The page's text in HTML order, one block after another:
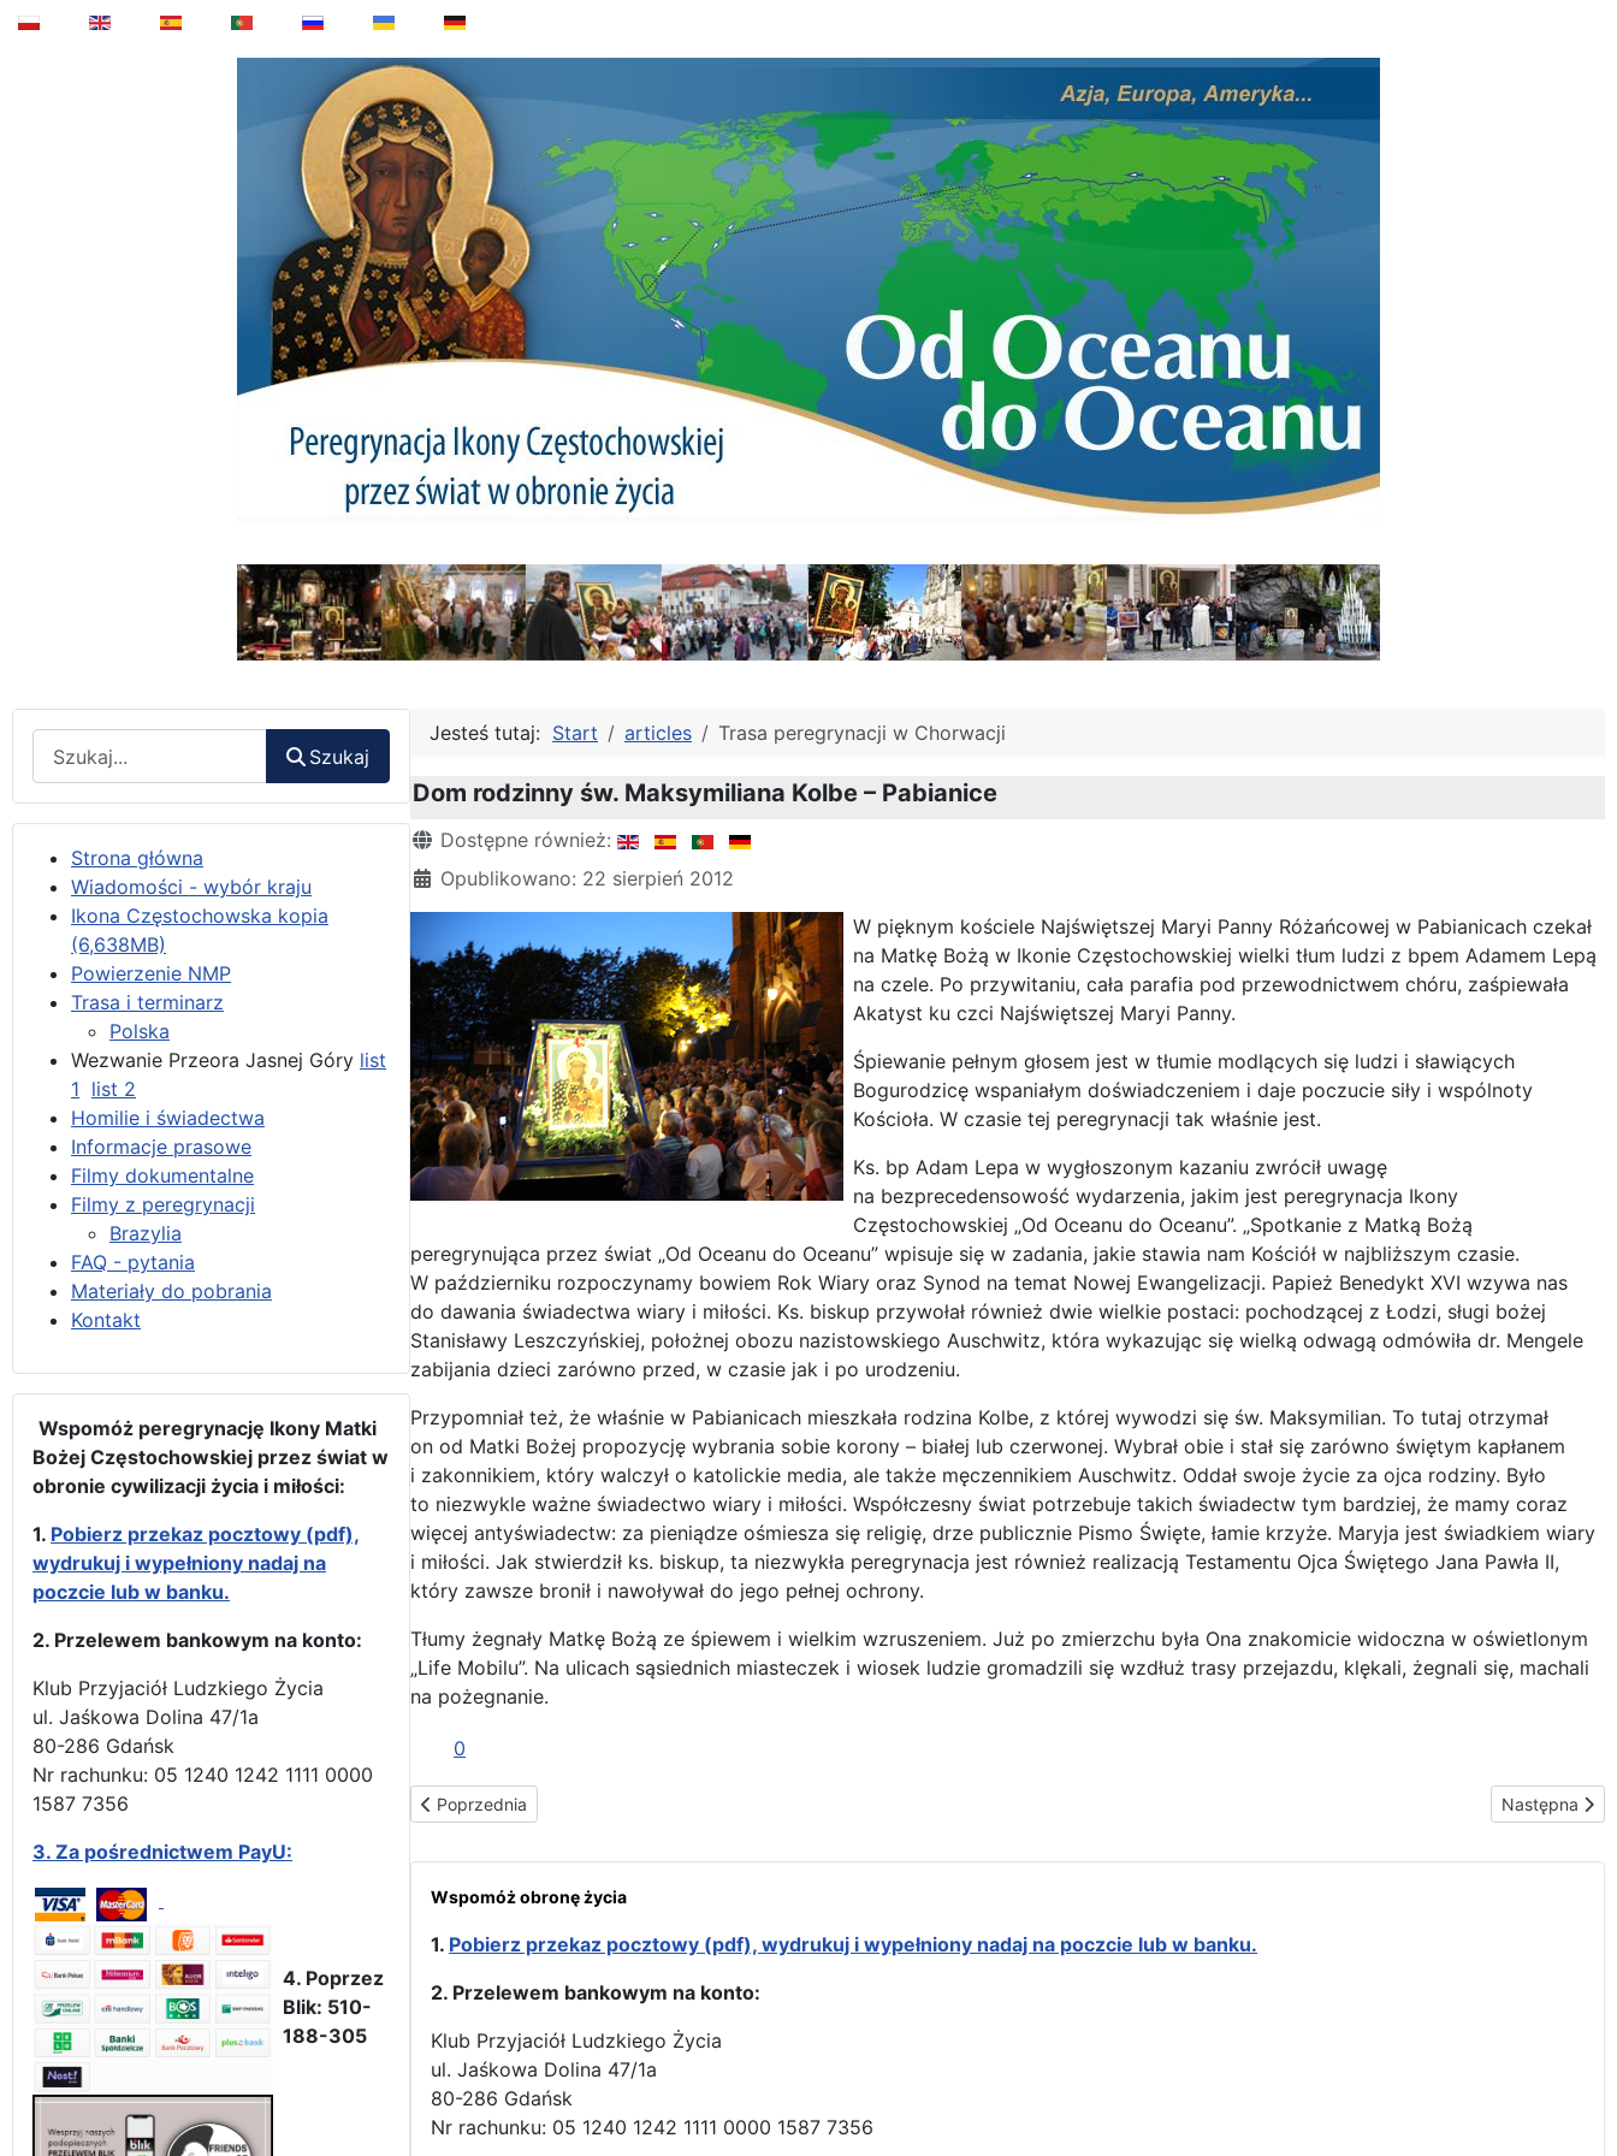
Szukaj
Strona główna
Wiadomości - wybór kraju
Ikona Częstochowska kopia
(6,638MB)
Powierzenie NMP
Trasa i terminarz
Polska
Wezwanie Przeora Jasnej Góry list
1 list 2
Homilie i świadectwa
Informacje prasowe
Filmy dokumentalne
Filmy z peregrynacji
Brazylia
FAQ - pytania
Materiały do pobrania
Kontakt
Wspomóż peregrynację Ikony Matki
Bożej Częstochowskiej przez świat w
obronie cywilizacji życia i miłości:
1. Pobierz przekaz pocztowy (pdf),
wydrukuj i wypełniony nadaj na
poczcie lub w banku.
2. Przelewem bankowym na konto:
Klub Przyjaciół Ludzkiego Życia
ul. Jaśkowa Dolina 47/1a
80-286 Gdańsk
Nr rachunku: 05 1240 1242 1111 0000
1587 7356
3. Za pośrednictwem PayU:
4. Poprzez
Blik: 510-
188-305
Jesteś tutaj: Start articles Trasa peregrynacji w Chorwacji
Dom rodzinny św. Maksymiliana Kolbe – Pabianice
Szczegóły
Dostępne również:
Opublikowano: 22 sierpień 2012
W pięknym kościele Najświętszej Maryi Panny Różańcowej w Pabianicach czekał
na Matkę Bożą w Ikonie Częstochowskiej wielki tłum ludzi z bpem Adamem Lepą
na czele. Po przywitaniu, cała parafia pod przewodnictwem chóru, zaśpiewała
Akatyst ku czci Najświętszej Maryi Panny.
Śpiewanie pełnym głosem jest w tłumie modlących się ludzi i sławiących
Bogurodzicę wspaniałym doświadczeniem i daje poczucie siły i wspólnoty
Kościoła. W czasie tej peregrynacji tak właśnie jest.
Ks. bp Adam Lepa w wygłoszonym kazaniu zwrócił uwagę
na bezprecedensowość wydarzenia, jakim jest peregrynacja Ikony
Częstochowskiej „Od Oceanu do Oceanu”. „Spotkanie z Matką Bożą
peregrynująca przez świat „Od Oceanu do Oceanu” wpisuje się w zadania, jakie stawia nam Kościół w najbliższym czasie.
W październiku rozpoczynamy bowiem Rok Wiary oraz Synod na temat Nowej Ewangelizacji. Papież Benedykt XVI wzywa nas
do dawania świadectwa wiary i miłości. Ks. biskup przywołał również dwie wielkie postaci: pochodzącej z Łodzi, sługi bożej
Stanisławy Leszczyńskiej, położnej obozu nazistowskiego Auschwitz, która wykazując się wielką odwagą odmówiła dr. Mengele
zabijania dzieci zarówno przed, w czasie jak i po urodzeniu.
Przypomniał też, że właśnie w Pabianicach mieszkała rodzina Kolbe, z której wywodzi się św. Maksymilian. To tutaj otrzymał
on od Matki Bożej propozycję wybrania sobie korony – białej lub czerwonej. Wybrał obie i stał się zarówno świętym kapłanem
i zakonnikiem, który walczył o katolickie media, ale także męczennikiem Auschwitz. Oddał swoje życie za ojca rodziny. Było
to niezwykle ważne świadectwo wiary i miłości. Współczesny świat potrzebuje takich świadectw tym bardziej, że mamy coraz
więcej antyświadectw: za pieniądze ośmiesza się religię, drze publicznie Pismo Święte, łamie krzyże. Maryja jest świadkiem wiary
i miłości. Jak stwierdził ks. biskup, ta niezwykła peregrynacja jest również realizacją Testamentu Ojca Świętego Jana Pawła II,
który zawsze bronił i nawoływał do jego pełnej ochrony.
Tłumy żegnały Matkę Bożą ze śpiewem i wielkim wzruszeniem. Już po zmierzchu była Ona znakomicie widoczna w oświetlonym
„Life Mobilu”. Na ulicach sąsiednich miasteczek i wiosek ludzie gromadzili się wzdłuż trasy przejazdu, klękali, żegnali się, machali
na pożegnanie.
0
Poprzednia strona: Uwaga! Zmiana godzin i planu na Jasnej Górze
Poprzednia Następna
Następna
Wspomóż obronę życia
1. Pobierz przekaz pocztowy (pdf), wydrukuj i wypełniony nadaj na poczcie lub w banku.
2. Przelewem bankowym na konto:
Klub Przyjaciół Ludzkiego Życia
ul. Jaśkowa Dolina 47/1a
80-286 Gdańsk
Nr rachunku: 05 1240 1242 1111 0000 1587 7356